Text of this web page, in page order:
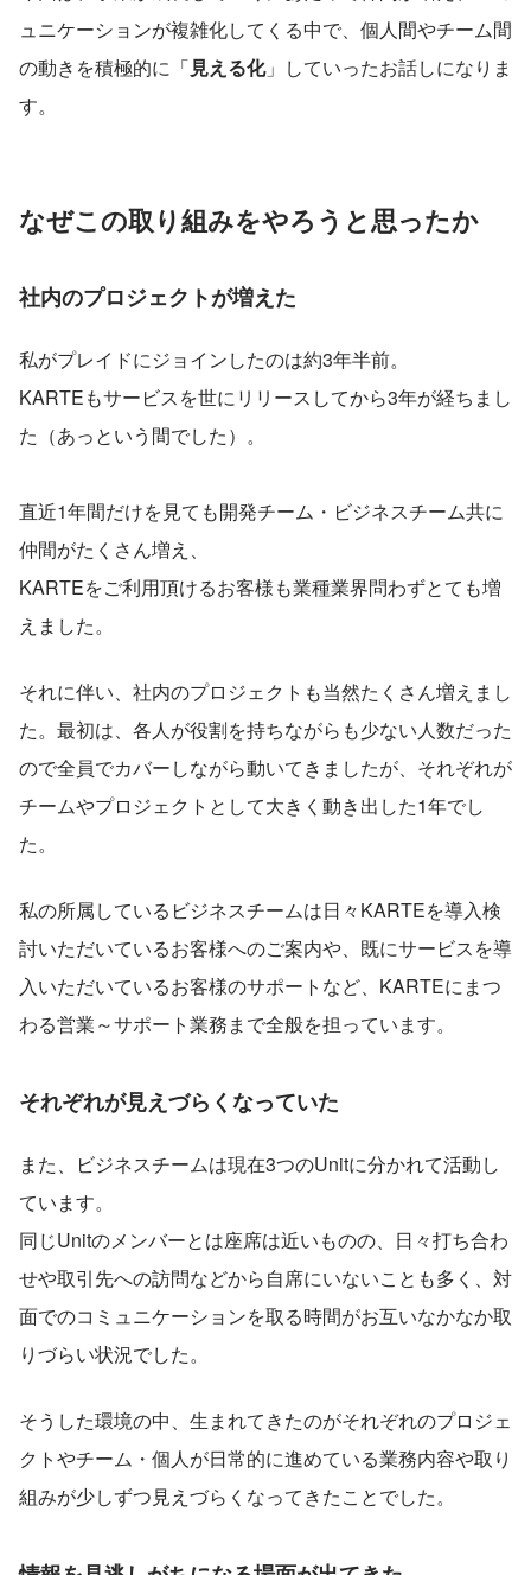
ュニケーションが複雑化してくる中で、個人間やチーム間
の動きを積極的に「見える化」していったお話しになりま
す。
なぜこの取り組みをやろうと思ったか
社内のプロジェクトが増えた
私がプレイドにジョインしたのは約3年半前。
KARTEもサービスを世にリリースしてから3年が経ちまし
た（あっという間でした）。
直近1年間だけを見ても開発チーム・ビジネスチーム共に
仲間がたくさん増え、
KARTEをご利用頂けるお客様も業種業界問わずとても増
えました。
それに伴い、社内のプロジェクトも当然たくさん増えまし
た。最初は、各人が役割を持ちながらも少ない人数だった
ので全員でカバーしながら動いてきましたが、それぞれが
チームやプロジェクトとして大きく動き出した1年でし
た。
私の所属しているビジネスチームは日々KARTEを導入検
討いただいているお客様へのご案内や、既にサービスを導
入いただいているお客様のサポートなど、KARTEにまつ
わる営業～サポート業務まで全般を担っています。
それぞれが見えづらくなっていた
また、ビジネスチームは現在3つのUnitに分かれて活動し
ています。
同じUnitのメンバーとは座席は近いものの、日々打ち合わ
せや取引先への訪問などから自席にいないことも多く、対
面でのコミュニケーションを取る時間がお互いなかなか取
りづらい状況でした。
そうした環境の中、生まれてきたのがそれぞれのプロジェ
クトやチーム・個人が日常的に進めている業務内容や取り
組みが少しずつ見えづらくなってきたことでした。